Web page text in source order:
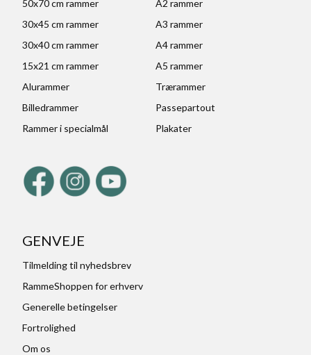
50x70 cm rammer
A2 rammer
30x45 cm rammer
A3 rammer
30x40 cm rammer
A4 rammer
15x21 cm rammer
A5 rammer
Alurammer
Trærammer
Billedrammer
Passepartout
Rammer i specialmål
Plakater
GENVEJE
Tilmelding til nyhedsbrev
RammeShoppen for erhverv
Generelle betingelser
Fortrolighed
Om os